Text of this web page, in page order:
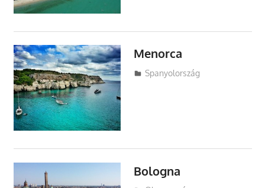
Menorca
Utazasok.org
Spanyolország
Bologna